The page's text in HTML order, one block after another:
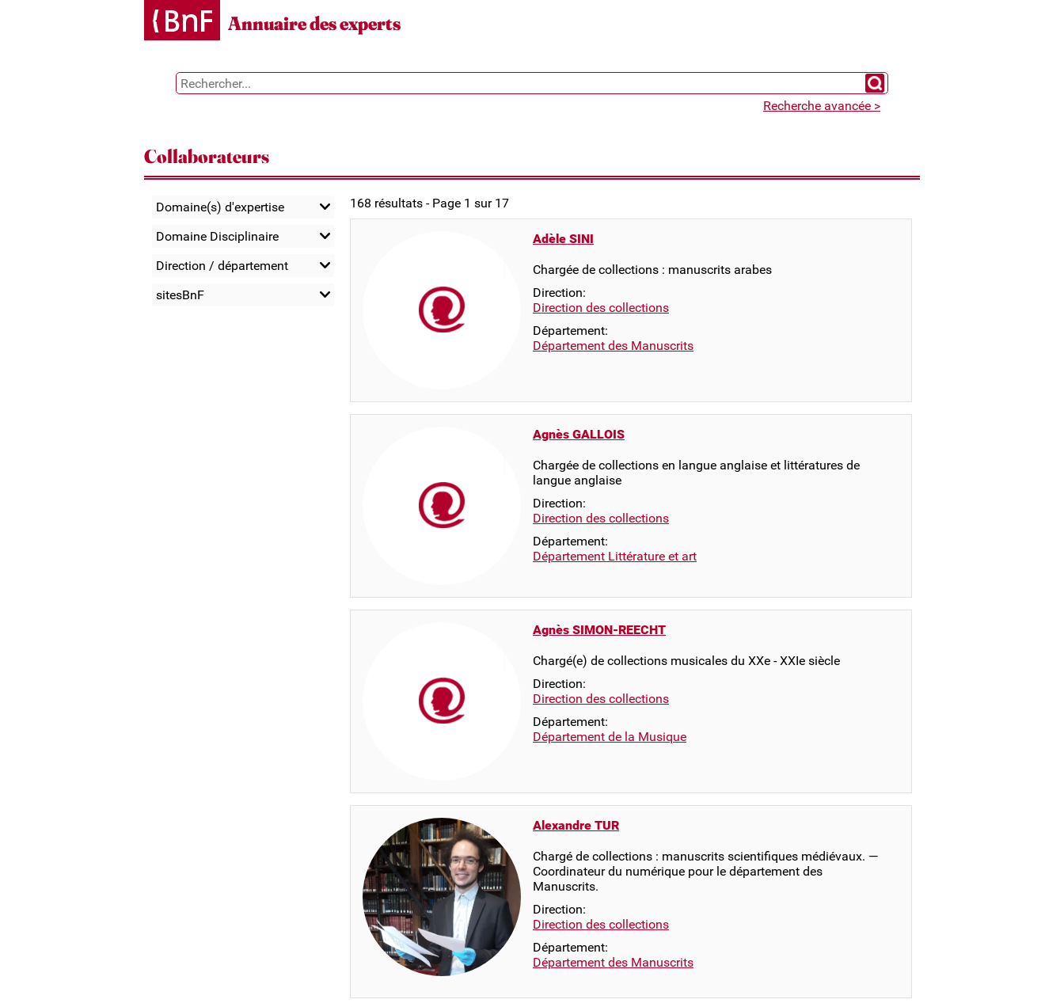
Annuaire des experts
Chercher un expert
Recherche avancée >
Collaborateurs
Domaine(s) d'expertise
Domaine Disciplinaire
Direction / département
sitesBnF
168 résultats - Page 1 sur 17
Adèle SINI
Chargée de collections : manuscrits arabes
Direction:
Direction des collections
Département:
Département des Manuscrits
Agnès GALLOIS
Chargée de collections en langue anglaise et littératures de
langue anglaise
Direction:
Direction des collections
Département:
Département Littérature et art
Agnès SIMON-REECHT
Chargé(e) de collections musicales du XXe - XXIe siècle
Direction:
Direction des collections
Département:
Département de la Musique
Alexandre TUR
Chargé de collections : manuscrits scientifiques médiévaux. —
Coordinateur du numérique pour le département des
Manuscrits.
Direction:
Direction des collections
Département:
Département des Manuscrits